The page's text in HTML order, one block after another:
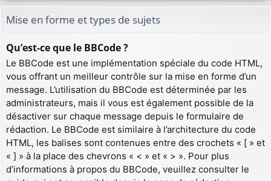
Mise en forme et types de sujets
Qu’est-ce que le BBCode ?
Le BBCode est une implémentation spéciale du code HTML,
vous offrant un meilleur contrôle sur la mise en forme d’un
message. L’utilisation du BBCode est déterminée par les
administrateurs, mais il vous est également possible de la
désactiver sur chaque message depuis le formulaire de
rédaction. Le BBCode est similaire à l’architecture du code
HTML, les balises sont contenues entre des crochets « [ » et
« ] » à la place des chevrons « < » et « > ». Pour plus
d’informations à propos du BBCode, veuillez consulter le